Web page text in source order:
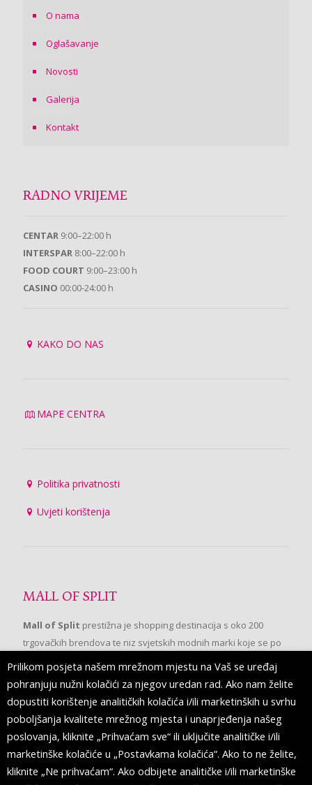
O nama
Oglašavanje
Novosti
Galerija
Kontakt
RADNO VRIJEME
CENTAR 9:00–22:00 h
INTERSPAR 8:00–22:00 h
FOOD COURT 9:00–23:00 h
CASINO 00:00-24:00 h
KAKO DO NAS
MAPE CENTRA
Politika privatnosti
Uvjeti korištenja
MALL OF SPLIT
Mall of Split prestižna je shopping destinacija s oko 200
trgovačkih brendova te niz svjetskih modnih marki koje se po
prvi put pojavljuju u Splitu.
PRATITE NAS
Prilikom posjeta našem mrežnom mjestu na Vaš se uređaj
pohranjuju nužni kolačići za njegov uredan rad. Ako nam želite
dopustiti korištenje analitičkih kolačića i/ili marketinških u svrhu
poboljšanja kvalitete mrežnog mjesta i unaprjeđenja našeg
poslovanja, kliknite „Prihvaćam sve“ ili uključite analitičke i/ili
marketinške kolačiće u „Postavkama kolačića“. Ako to ne želite,
kliknite „Ne prihvaćam“. Ako odbijete analitičke i/ili marketinške